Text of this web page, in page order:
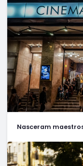
Nasceram